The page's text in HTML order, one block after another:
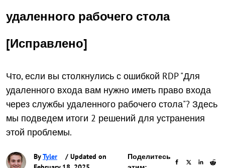
удаленного рабочего стола
[Исправлено]
Что, если вы столкнулись с ошибкой RDP "Для
удаленного входа вам нужно иметь право входа
через службы удаленного рабочего стола"? Здесь
мы подведем итоги 2 решений для устранения
этой проблемы.
ByTyler
/ Updated on
Поделитесь